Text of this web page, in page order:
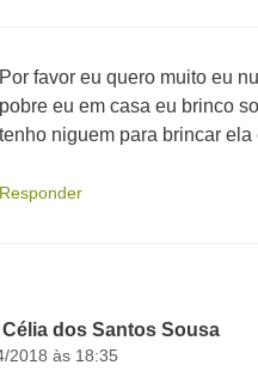
Por favor eu quero muito eu
pobre eu em casa eu brinco
tenho niguem para brincar
Responder
Célia dos Santos Sousa
2018 às 18:35